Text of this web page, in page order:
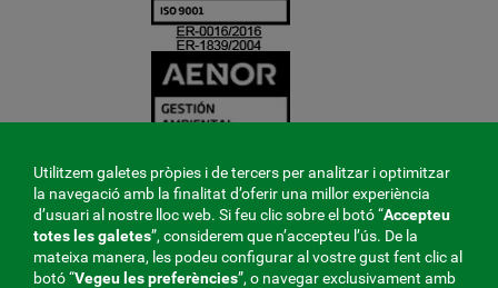
Utilitzem galetes pròpies i de tercers per analitzar i optimitzar
la navegació amb la finalitat d’oferir una millor experiència
d’usuari al nostre lloc web. Si feu clic sobre el botó “Accepteu
totes les galetes”, considerem que n’accepteu l’ús. De la
mateixa manera, les podeu configurar al vostre gust fent clic al
botó “Vegeu les preferències”, o navegar exclusivament amb